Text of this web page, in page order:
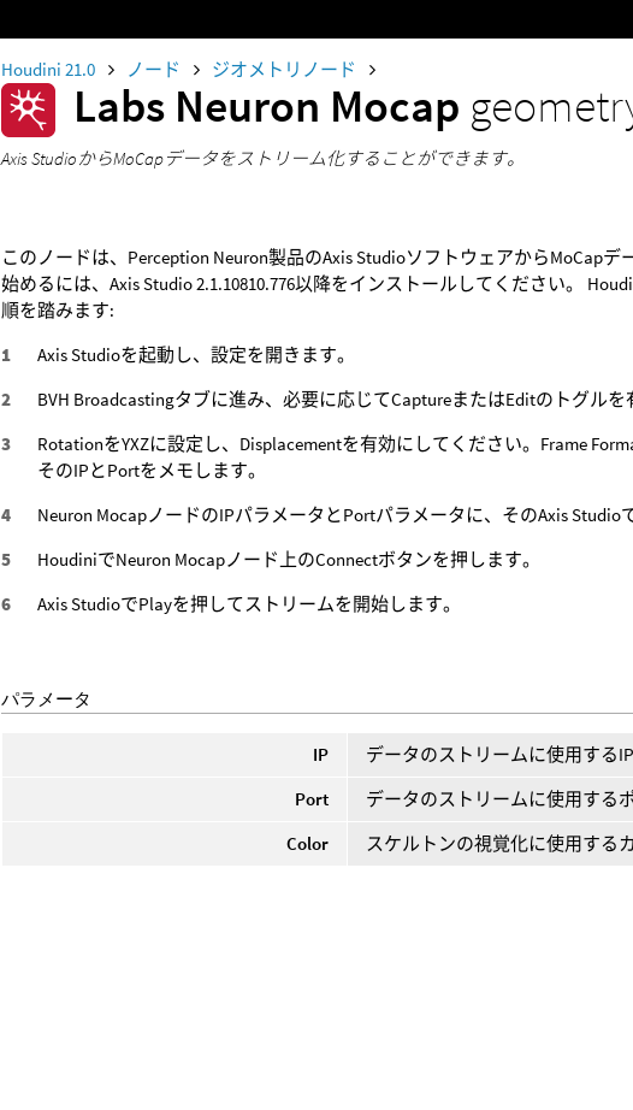
Houdini 21.0 ノード ジオメトリノード
Labs Neuron Mocap
Axis StudioからMoCapデータをストリーム化することができます。
このノードは、Perception Neuron製品のAxis StudioソフトウェアからMoCap
始めるには、Axis Studio 2.1.10810.776以降をインストールしてください。
順を踏みます:
Axis Studioを起動し、設定を開きます。
BVH Broadcastingタブに進み、必要に応じてCaptureまたはEditのトグルを
RotationをYXZに設定し、Displacementを有効にしてください。Frame
そのIPとPortをメモします。
Neuron MocapノードのIPパラメータとPortパラメータに、そのAxis Studio
HoudiniでNeuron Mocapノード上のConnectボタンを押します。
Axis StudioでPlayを押してストリームを開始します。
パラメータ
IP
データのストリームに使用するIP
Port
データのストリームに使用するポ
Color
スケルトンの視覚化に使用するカ